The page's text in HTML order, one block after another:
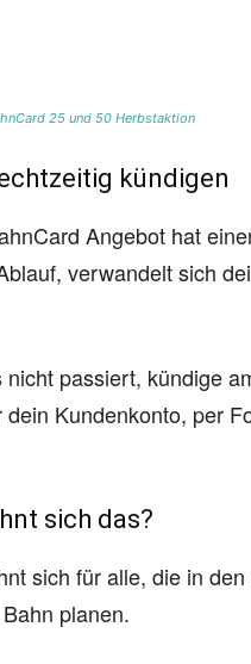
25 und 50 Herbstaktion
kündigen
Angebot hat
verwandelt sich
nicht passiert, kündige
dein Kundenkonto, per
sich das?
sich für alle, die in
planen.